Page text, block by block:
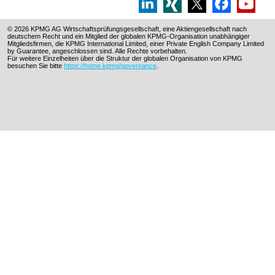
© 2026 KPMG AG Wirtschaftsprüfungsgesellschaft, eine Aktiengesellschaft nach
deutschem Recht und ein Mitglied der globalen KPMG-Organisation unabhängiger
Mitgliedsfirmen, die KPMG International Limited, einer Private English Company Limited
by Guarantee, angeschlossen sind. Alle Rechte vorbehalten.
Für weitere Einzelheiten über die Struktur der globalen Organisation von KPMG
besuchen Sie bitte https://home.kpmg/governance